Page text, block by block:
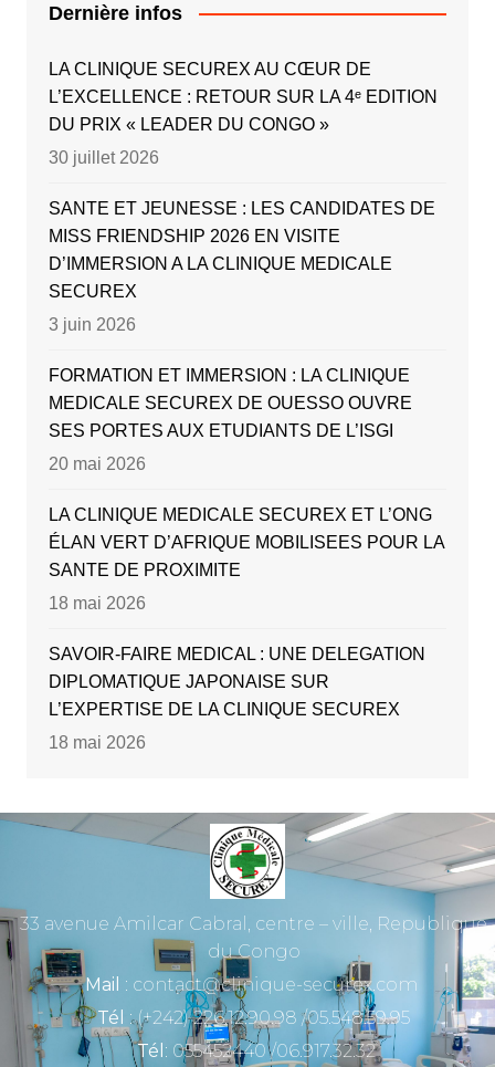
Dernière infos
LA CLINIQUE SECUREX AU CŒUR DE
L’EXCELLENCE : RETOUR SUR LA 4ᵉ EDITION
DU PRIX « LEADER DU CONGO »
30 juillet 2026
SANTE ET JEUNESSE : LES CANDIDATES DE
MISS FRIENDSHIP 2026 EN VISITE
D’IMMERSION A LA CLINIQUE MEDICALE
SECUREX
3 juin 2026
FORMATION ET IMMERSION : LA CLINIQUE
MEDICALE SECUREX DE OUESSO OUVRE
SES PORTES AUX ETUDIANTS DE L’ISGI
20 mai 2026
LA CLINIQUE MEDICALE SECUREX ET L’ONG
ÉLAN VERT D’AFRIQUE MOBILISEES POUR LA
SANTE DE PROXIMITE
18 mai 2026
SAVOIR-FAIRE MEDICAL : UNE DELEGATION
DIPLOMATIQUE JAPONAISE SUR
L’EXPERTISE DE LA CLINIQUE SECUREX
18 mai 2026
33 avenue Amilcar Cabral, centre – ville, Republique
du Congo
Mail : contact@clinique-securex.com
Tél : (+242) 226.12.90.98 /05.548.59.95
Tél : 055452440 /06.917.32.32